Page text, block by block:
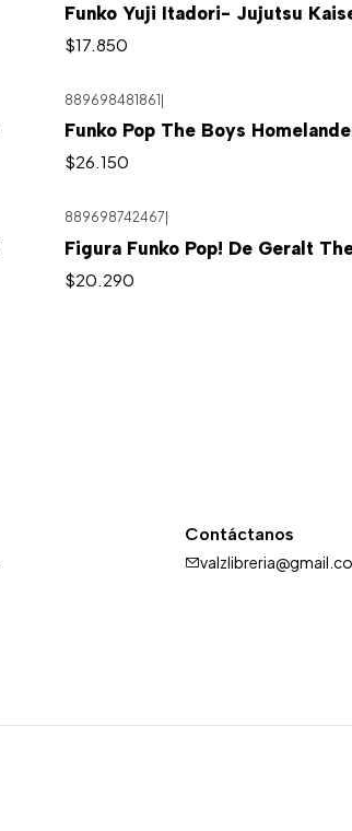
Funko Yuji Itadori- Jujutsu
$17.850
889698481861
Funko Pop The Boys
$26.150
889698742467
Figura Funko Pop! De Geralt
$20.290
Contáctanos